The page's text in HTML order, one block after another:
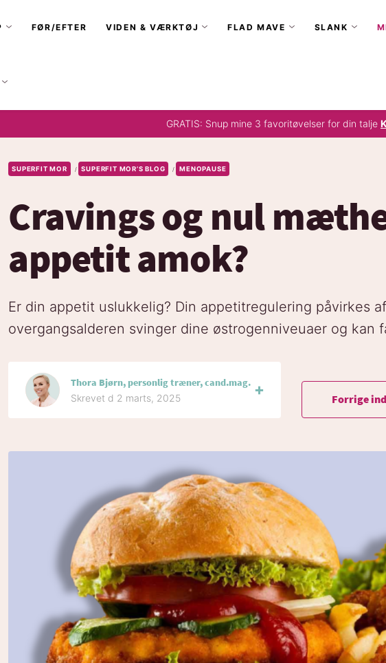
FØR/EFTER VIDEN & VÆRKTØJ FLAD MAVE SLANK
GRATIS: Snup mine 3 favoritøvelser for din talje
SUPERFIT MOR / SUPERFIT MOR’S BLOG / MENOPAUSE
Cravings og nul
appetit amok?
Er din appetit uslukkelig? Din appetitregulering påvirkes
overgangsalderen svinger dine østrogenniveuaer og kan
Thora Bjørn, personlig træner, cand.mag.
Skrevet d 2 marts, 2025 Forrige